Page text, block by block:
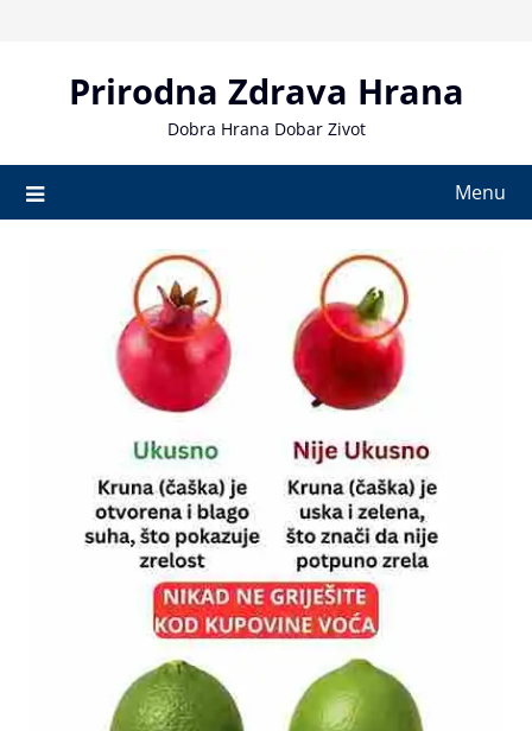
Prirodna Zdrava Hrana
Dobra Hrana Dobar Zivot
Menu